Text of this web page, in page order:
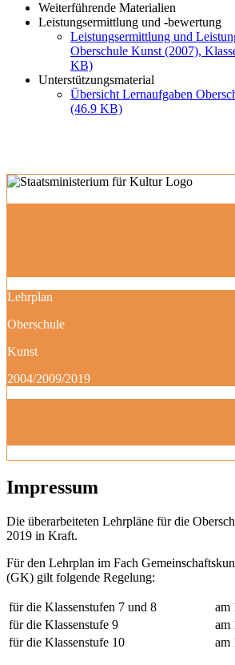
Weiterführende Materialien
Leistungsermittlung und -bewertung
Leistungsermittlung und
Oberschule Kunst (2007),
KB)
Unterstützungsmaterial
Übersicht Lernaufgaben
(46.9 KB)
Lehrplan
Oberschule
Kunst
2004/2009/2019
Impressum
Die überarbeiteten Lehrpläne für die
2019 in Kraft.
Für den Lehrplan im Fach
(GK) gilt folgende Regelung:
für die Klassenstufen 7 und 8
am
für die Klassenstufe 9
am
für die Klassenstufe 10
am